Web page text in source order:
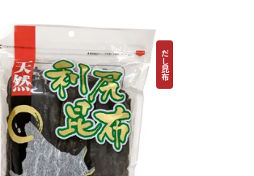
だし昆布